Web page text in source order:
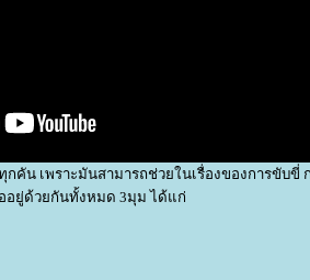
คัน เพราะมันสามารถช่วยในเรื่องของการขับขี่
ยู่ด้วยกันทั้งหมด 3มุม ได้แก่